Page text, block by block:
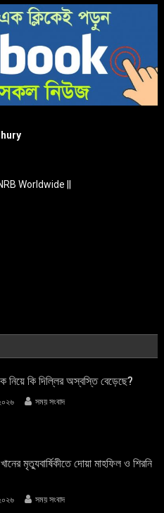
Worldwide ||
নিয়ে কি দিল্লির অস্বস্তি বেড়েছে?
সময় সংবাদ
মৃত্যুবার্ষিকীতে দোয়া মাহফিল ও শিরনি
সময় সংবাদ